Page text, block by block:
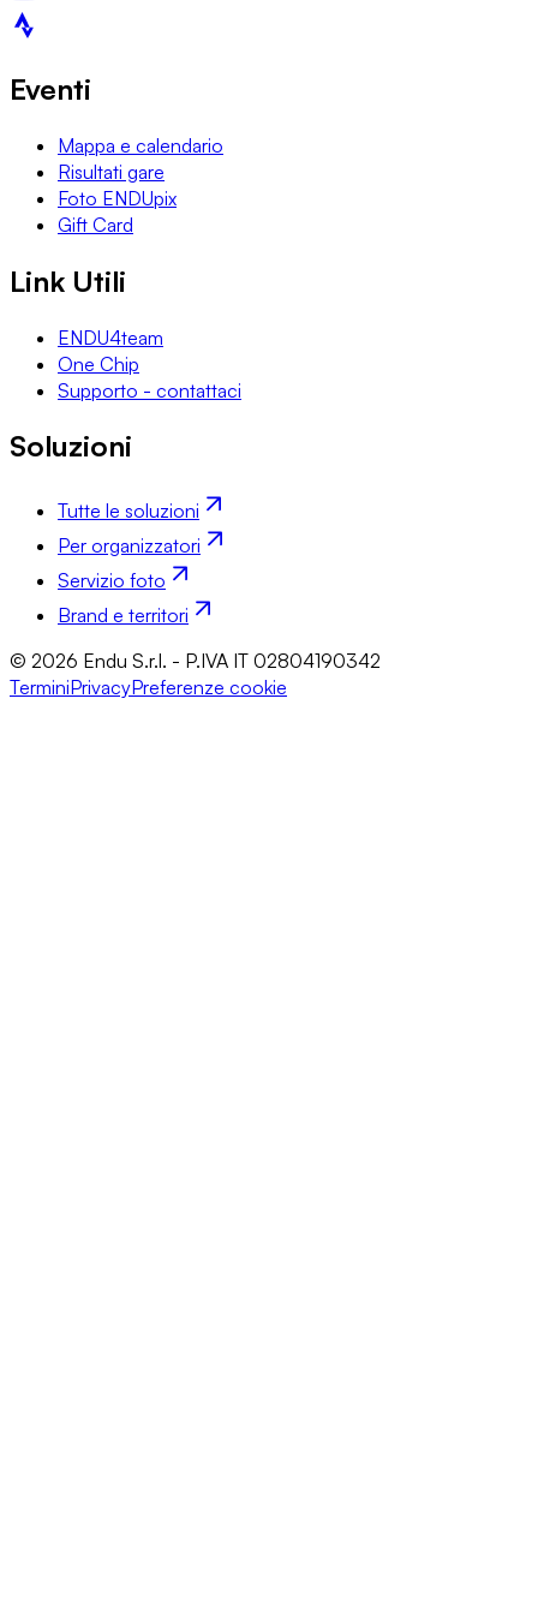
Eventi
Mappa e calendario
Risultati gare
Foto ENDUpix
Gift Card
Link Utili
ENDU4team
One Chip
Supporto - contattaci
Soluzioni
Tutte le soluzioni
Per organizzatori
Servizio foto
Brand e territori
© 2026 Endu S.r.l. - P.IVA IT 02804190342
TerminiPrivacyPreferenze cookie